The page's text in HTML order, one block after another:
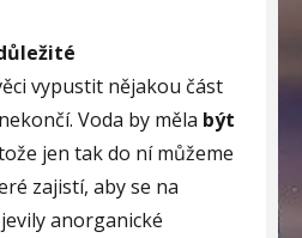
vypustit nějakou část
Voda by měla být
jen tak do ní můžeme
zajistí, aby se na
anorganické